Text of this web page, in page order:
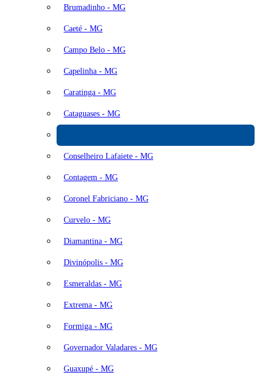
Brumadinho - MG
Caeté - MG
Campo Belo - MG
Capelinha - MG
Caratinga - MG
Cataguases - MG
Conselheiro Lafaiete - MG
Contagem - MG
Coronel Fabriciano - MG
Curvelo - MG
Diamantina - MG
Divinópolis - MG
Esmeraldas - MG
Extrema - MG
Formiga - MG
Governador Valadares - MG
Guaxupé - MG